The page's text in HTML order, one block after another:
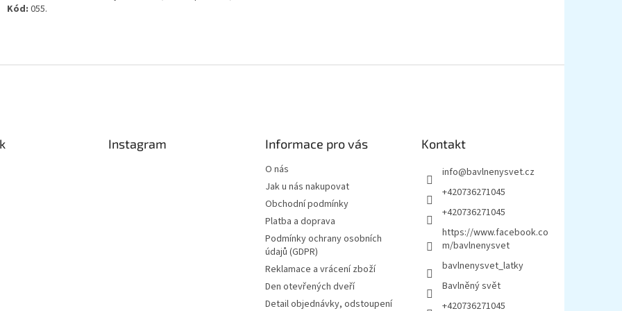
Kód: 055.
Instagram Informace pro vás
O nás
Jak u nás nakupovat
Obchodní podmínky
Platba a doprava
Podmínky ochrany osobních
údajů (GDPR)
Reklamace a vrácení zboží
Den otevřených dveří
Detail objednávky, odstoupení
Kontakt
info@bavlnenysvet.cz
+420736271045
+420736271045
https://www.facebook.co
m/bavlnenysvet
bavlnenysvet_latky
Bavlněný svět
+420736271045